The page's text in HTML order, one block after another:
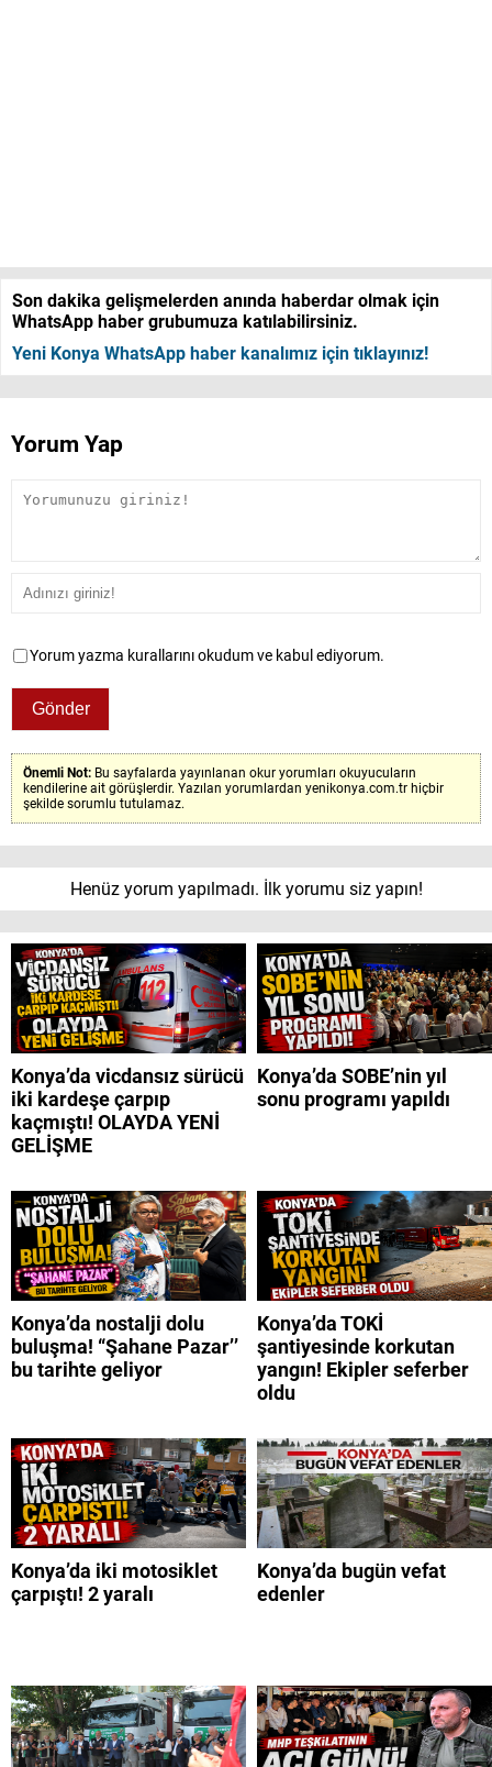
Son dakika gelişmelerden anında haberdar olmak için
WhatsApp haber grubumuza katılabilirsiniz.
Yeni Konya WhatsApp haber kanalımız için tıklayınız!
Yorum Yap
Yorum yazma kurallarını okudum ve kabul ediyorum.
Önemli Not: Bu sayfalarda yayınlanan okur yorumları okuyucuların
kendilerine ait görüşlerdir. Yazılan yorumlardan yenikonya.com.tr hiçbir
şekilde sorumlu tutulamaz.
Henüz yorum yapılmadı. İlk yorumu siz yapın!
Konya’da vicdansız sürücü
iki kardeşe çarpıp
kaçmıştı! OLAYDA YENİ
GELİŞME
Konya’da SOBE’nin yıl
sonu programı yapıldı
Konya’da nostalji dolu
buluşma! “Şahane Pazar’’
bu tarihte geliyor
Konya’da TOKİ
şantiyesinde korkutan
yangın! Ekipler seferber
oldu
Konya’da iki motosiklet
çarpıştı! 2 yaralı
Konya’da bugün vefat
edenler